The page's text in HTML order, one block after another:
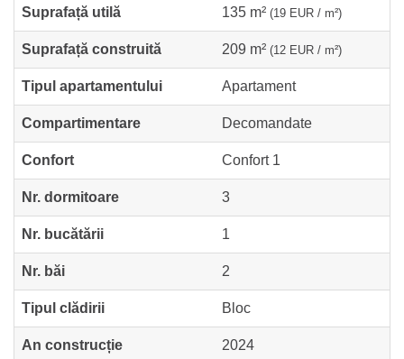
Suprafață utilă 135 m² (19 EUR / m²)
Suprafață construită 209 m² (12 EUR / m²)
Tipul apartamentului Apartament
Compartimentare Decomandate
Confort Confort 1
Nr. dormitoare 3
Nr. bucătării 1
Nr. băi 2
Tipul clădirii Bloc
An construcție 2024